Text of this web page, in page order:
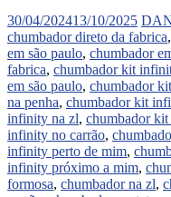
30/04/202413/10/2025
chumbador direto da fabrica,
em são paulo, chumbador
fabrica, chumbador kit
em são paulo, chumbador
na penha, chumbador kit
infinity na zl, chumbador
infinity no carrão,
infinity perto de mim,
infinity próximo a mim,
formosa, chumbador na zl,